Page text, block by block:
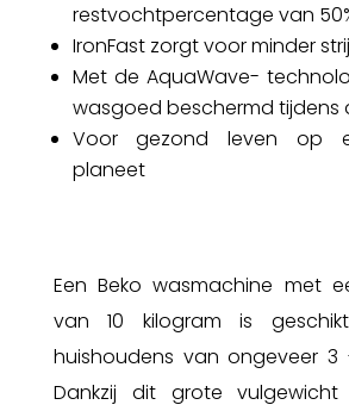
restvochtpercentage van
IronFast zorgt voor minder
Met de AquaWave-
wasgoed beschermd tijdens
Voor gezond leven op
planeet
Een Beko wasmachine met
van 10 kilogram is
huishoudens van ongeveer 3
Dankzij dit grote